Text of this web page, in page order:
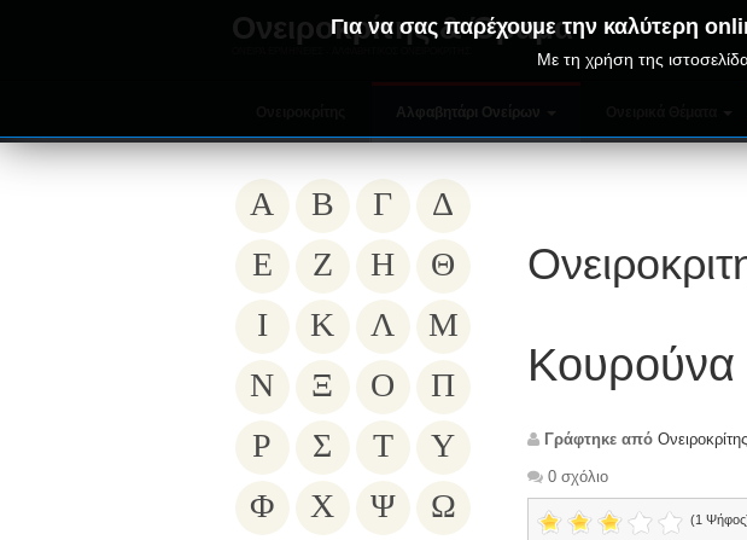
Ονειροκρίτης & Όραμα
Για να σας παρέχουμε την καλύτερη
Με τη χρήση της
Κουρούνα
Γράφτηκε από Ονειροκρίτης
0 σχόλιο
(1
Α Β Γ
Δ
Ε
Ζ Η
Θ
Ι
Κ Λ
Μ
Ν
Ξ Ο
Π
Ρ
Σ Τ
Υ
Φ
Χ Ψ Ω